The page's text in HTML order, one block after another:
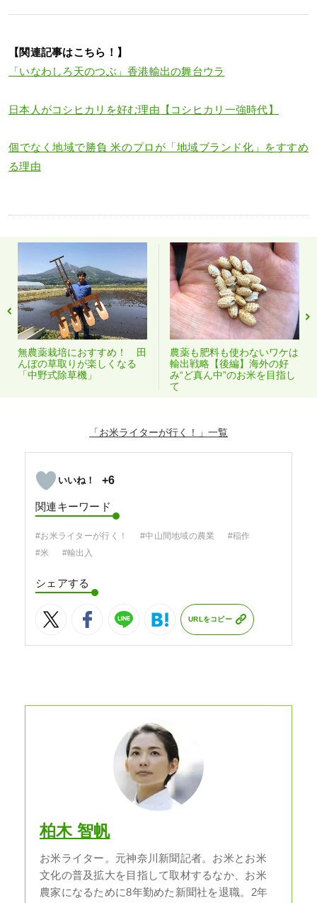
【関連記事はこちら！】
「いなわしろ天のつぶ」香港輸出の舞台ウラ
日本人がコシヒカリを好む理由【コシヒカリ一強時代】
個でなく地域で勝負 米のプロが「地域ブランド化」をすすめ
る理由
無農薬栽培におすすめ！ 田
んぼの草取りが楽しくなる
「中野式除草機」
農薬も肥料も使わないワケは
輸出戦略【後編】海外の好
み“ど真ん中”のお米を目指し
て
「お米ライターが行く！」
+6
関連キーワード
#お米ライターが行く！ #中山間地域の農業
#稲作
#米
#輸出入
シェアする
URLをコピー
柏木 智帆
お米ライター。元神奈川新聞記者。お米とお米
文化の普及拡大を目指して取材するなか、お米
農家になるために8年勤めた新聞社を退職。2年